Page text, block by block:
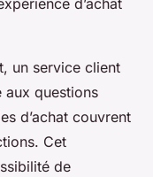
d’achat
un service client
questions
d’achat couvrent
Cet
de